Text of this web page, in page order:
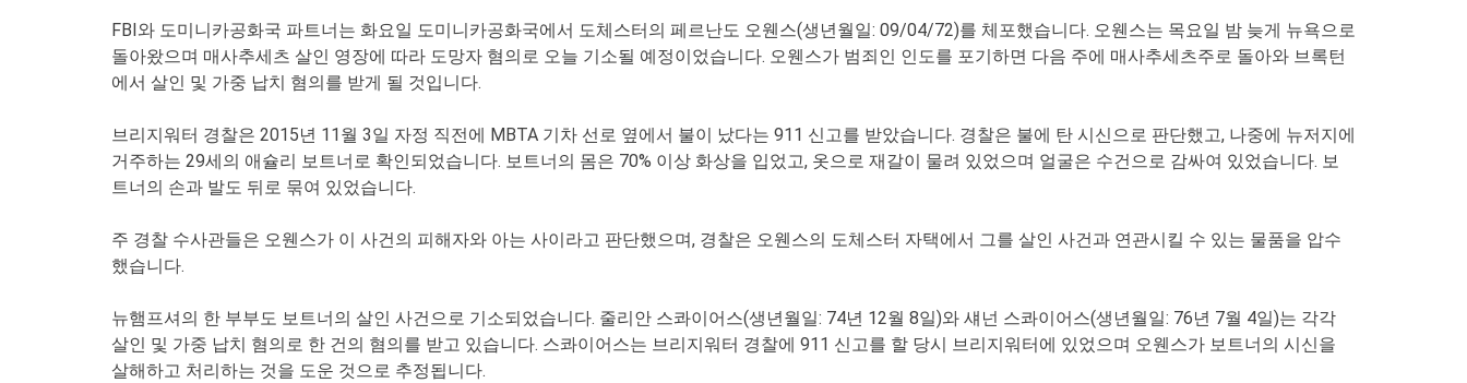
FBI와 도미니카공화국 파트너는 화요일 도미니카공화국에서 도체스터의 페르난도 오웬스(생년월일: 09/04/72)를 체포했습니다. 오웬스는 목요일 밤 늦게 뉴욕으로
돌아왔으며 매사추세츠 살인 영장에 따라 도망자 혐의로 오늘 기소될 예정이었습니다. 오웬스가 범죄인 인도를 포기하면 다음 주에 매사추세츠주로 돌아와 브록턴
에서 살인 및 가중 납치 혐의를 받게 될 것입니다.
브리지워터 경찰은 2015년 11월 3일 자정 직전에 MBTA 기차 선로 옆에서 불이 났다는 911 신고를 받았습니다. 경찰은 불에 탄 시신으로 판단했고, 나중에 뉴저지에
거주하는 29세의 애슐리 보트너로 확인되었습니다. 보트너의 몸은 70% 이상 화상을 입었고, 옷으로 재갈이 물려 있었으며 얼굴은 수건으로 감싸여 있었습니다. 보
트너의 손과 발도 뒤로 묶여 있었습니다.
주 경찰 수사관들은 오웬스가 이 사건의 피해자와 아는 사이라고 판단했으며, 경찰은 오웬스의 도체스터 자택에서 그를 살인 사건과 연관시킬 수 있는 물품을 압수
했습니다.
뉴햄프셔의 한 부부도 보트너의 살인 사건으로 기소되었습니다. 줄리안 스콰이어스(생년월일: 74년 12월 8일)와 섀넌 스콰이어스(생년월일: 76년 7월 4일)는 각각
살인 및 가중 납치 혐의로 한 건의 혐의를 받고 있습니다. 스콰이어스는 브리지워터 경찰에 911 신고를 할 당시 브리지워터에 있었으며 오웬스가 보트너의 시신을
살해하고 처리하는 것을 도운 것으로 추정됩니다.